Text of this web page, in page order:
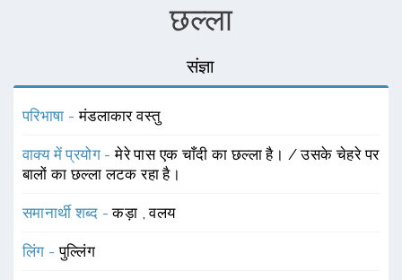
छल्ला
संज्ञा
परिभाषा -मंडलाकार वस्तु
वाक्य में प्रयोग -मेरे पास एक चाँदी का छल्ला है। / उसके चेहरे पर
बालों का छल्ला लटक रहा है।
समानार्थी शब्द -कड़ा ,वलय
लिंग -पुल्लिंग